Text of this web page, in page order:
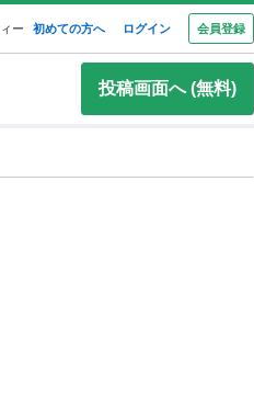
ー 初めての方へ ログイン 会員登録
投稿画面へ (無料)